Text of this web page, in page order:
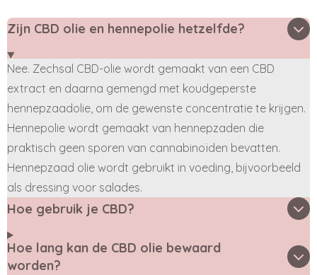
Zijn CBD olie en hennepolie hetzelfde?
Nee. Zechsal CBD-olie wordt gemaakt van een CBD
extract en daarna gemengd met koudgeperste
hennepzaadolie, om de gewenste concentratie te krijgen.
Hennepolie wordt gemaakt van hennepzaden die
praktisch geen sporen van cannabinoïden bevatten.
Hennepzaad olie wordt gebruikt in voeding, bijvoorbeeld
als dressing voor salades.
Hoe gebruik je CBD?
Hoe lang kan de CBD olie bewaard
worden?